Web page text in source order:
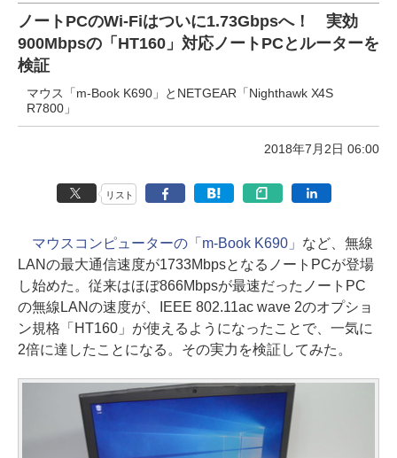
ノートPCのWi-Fiはついに1.73Gbpsへ！ 実効
900Mbpsの「HT160」対応ノートPCとルーターを
検証
マウス「m-Book K690」とNETGEAR「Nighthawk X4S
R7800」
2018年7月2日 06:00
リスト
マウスコンピューターの「m-Book K690」 など、無線
LANの最大通信速度が1733MbpsとなるノートPCが登場
し始めた。従来はほぼ866Mbpsが最速だったノートPC
の無線LANの速度が、IEEE 802.11ac wave 2のオプショ
ン規格「HT160」が使えるようになったことで、一気に
2倍に達したことになる。その実力を検証してみた。